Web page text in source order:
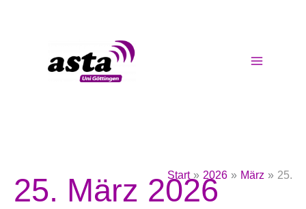
Start 2026 März 25.
25. März 2026